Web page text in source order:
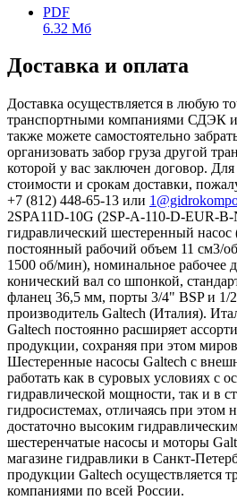
PDF
6.32 Мб
Доставка и оплата
Доставка осуществляется в любую
транспортными компаниями СДЭК
также можете самостоятельно
организовать забор груза другой
которой у вас заключен договор.
стоимости и срокам доставки,
+7 (812) 448-65-13 или
2SPA11D-10G (2SP-A-110-D-EUR-
гидравлический шестеренный
постоянный рабочий объем 11 см3/
1500 об/мин), номинальное рабочее
конический вал со шпонкой,
фланец 36,5 мм, порты 3/4" BSP и 1/
производитель Galtech (Италия).
Galtech постоянно расширяет
продукции, сохраняя при этом
Шестеренные насосы Galtech с
работать как в суровых условиях с
гидравлической мощности, так и в
гидросистемах, отличаясь при
достаточно высоким
шестеренчатые насосы и моторы
магазине гидравлики в Санкт-
продукции Galtech осуществляется
компаниями по всей России.